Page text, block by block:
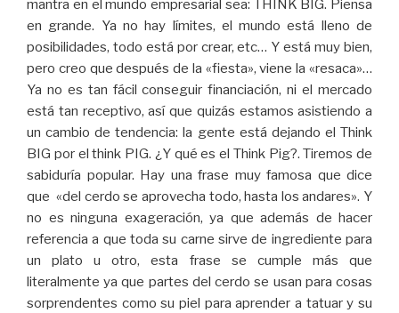
mantra en el mundo empresarial sea: THINK BIG. Piensa
en grande. Ya no hay límites, el mundo está lleno de
posibilidades, todo está por crear, etc… Y está muy bien,
pero creo que después de la «fiesta», viene la «resaca»…
Ya no es tan fácil conseguir financiación, ni el mercado
está tan receptivo, así que quizás estamos asistiendo a
un cambio de tendencia: la gente está dejando el Think
BIG por el think PIG. ¿Y qué es el Think Pig?. Tiremos de
sabiduría popular. Hay una frase muy famosa que dice
que «del cerdo se aprovecha todo, hasta los andares». Y
no es ninguna exageración, ya que además de hacer
referencia a que toda su carne sirve de ingrediente para
un plato u otro, esta frase se cumple más que
literalmente ya que partes del cerdo se usan para cosas
sorprendentes como su piel para aprender a tatuar y su